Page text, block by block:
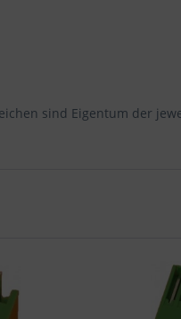
sind Eigentum der